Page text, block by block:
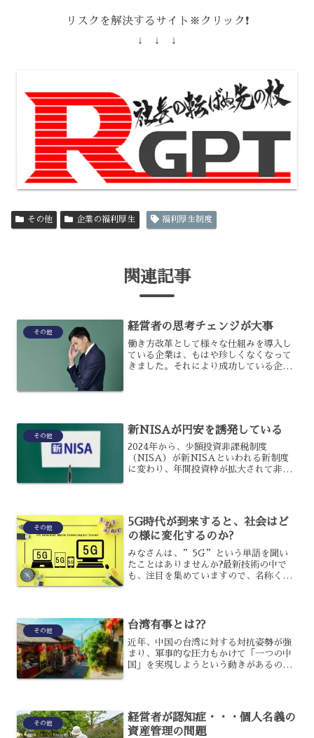
リスクを解決するサイト※クリック❗️
↓ ↓ ↓
その他 企業の福利厚生 福利厚生制度
関連記事
その他 経営者の思考チェンジが大事
働き方改革として様々な仕組みを導入し
ている企業は、もはや珍しくなくなって
きました。それにより成功している企業
その他 新NISAが円安を誘発している
2024年から、少額投資非課税制度
（NISA）が新NISAといわれる新制度
に変わり、年間投資枠が拡大されて非課
はどのような関係が...
その他
5G時代が到来すると、社会はど
の様に変化するのか?
みなさんは、”5G”という単語を聞い
たことはありませんか?最新技術の中で
も、注目を集めていますので、名称くら
ない人もいるでしょう。今...
その他 台湾有事とは⁇
近年、中国の台湾に対する対抗姿勢が強
まり、軍事的な圧力もかけて「一つの中
国」を実現しようという動きがあるので
台湾事変とはいったい何の...
その他
経営者が認知症・・・個人名義の
資産管理の問題